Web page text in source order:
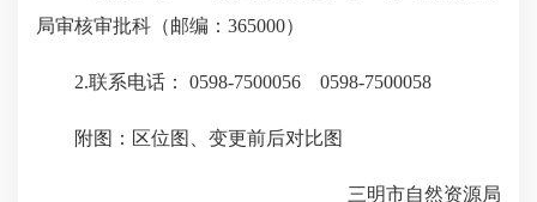
局审核审批科（邮编：365000）
2.联系电话： 0598-7500056 0598-7500058
附图：区位图、变更前后对比图
三明市自然资源局